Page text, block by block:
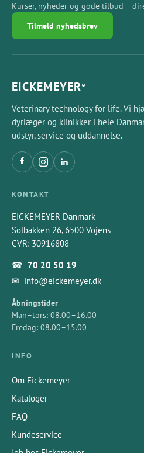
Kurser, nyheder og gode tilbud –
Tilmeld nyhedsbrev
EICKEMEYER®
Veterinary technology for life. Vi
dyrlæger og klinikker i hele
udstyr, service og uddannelse.
KONTAKT
EICKEMEYER Danmark
Solbakken 26, 6500 Vojens
CVR: 30916808
☎ 70 20 50 19
✉ info@eickemeyer.dk
Åbningstider
Man–tors: 08.00–16.00
Fredag: 08.00–15.00
INFO
Om Eickemeyer
Kataloger
FAQ
Kundeservice